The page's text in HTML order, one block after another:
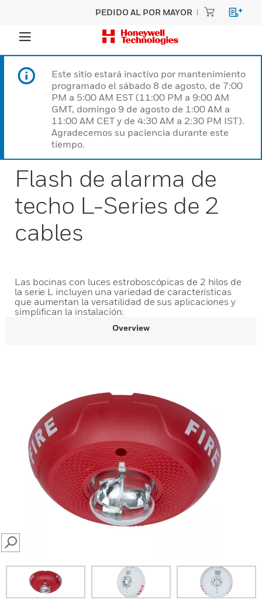
PEDIDO AL POR MAYOR
Este sitio estará inactivo por mantenimiento
programado el sábado 8 de agosto, de 7:00
PM a 5:00 AM EST (11:00 PM a 9:00 AM
GMT, domingo 9 de agosto de 1:00 AM a
11:00 AM CET y de 4:30 AM a 2:30 PM IST).
Agradecemos su paciencia durante este
tiempo.
Flash de alarma de
techo L-Series de 2
cables
Las bocinas con luces estroboscópicas de 2 hilos de
la serie L incluyen una variedad de características
que aumentan la versatilidad de sus aplicaciones y
simplifican la instalación.
Overview
SEARCH